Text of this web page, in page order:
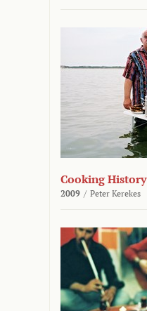
Cooking History
2009 / Peter Kerekes